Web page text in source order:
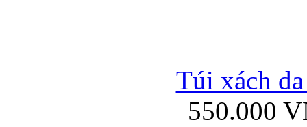
Túi xách
550.000